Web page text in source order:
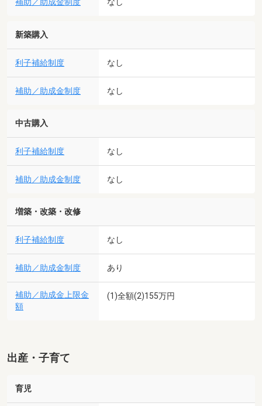
補助／助成金制度 なし
新築購入
利子補給制度 なし
補助／助成金制度 なし
中古購入
利子補給制度 なし
補助／助成金制度 なし
増築・改築・改修
利子補給制度 なし
補助／助成金制度 あり
補助／助成金上限金
額
(1)全額(2)155万円
出産・子育て
育児